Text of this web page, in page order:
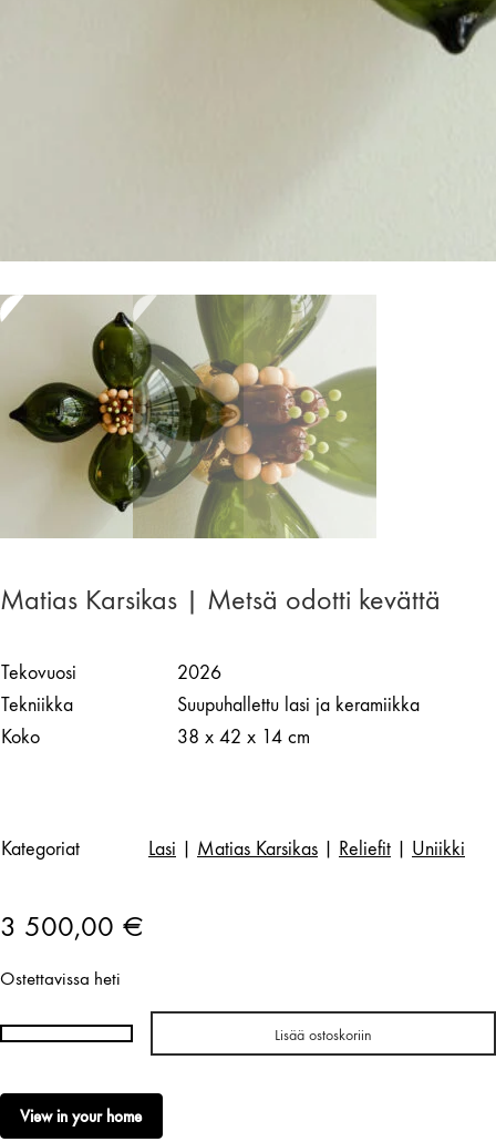
Matias Karsikas | Metsä odotti kevättä
Tekovuosi
2026
Tekniikka
Suupuhallettu lasi ja keramiikka
Koko
38 x 42 x 14 cm
Kategoriat Lasi Matias Karsikas Reliefit Uniikki
3 500,00 €
Ostettavissa heti
Matias
|
Metsä
Lisää ostoskoriin
View in your home